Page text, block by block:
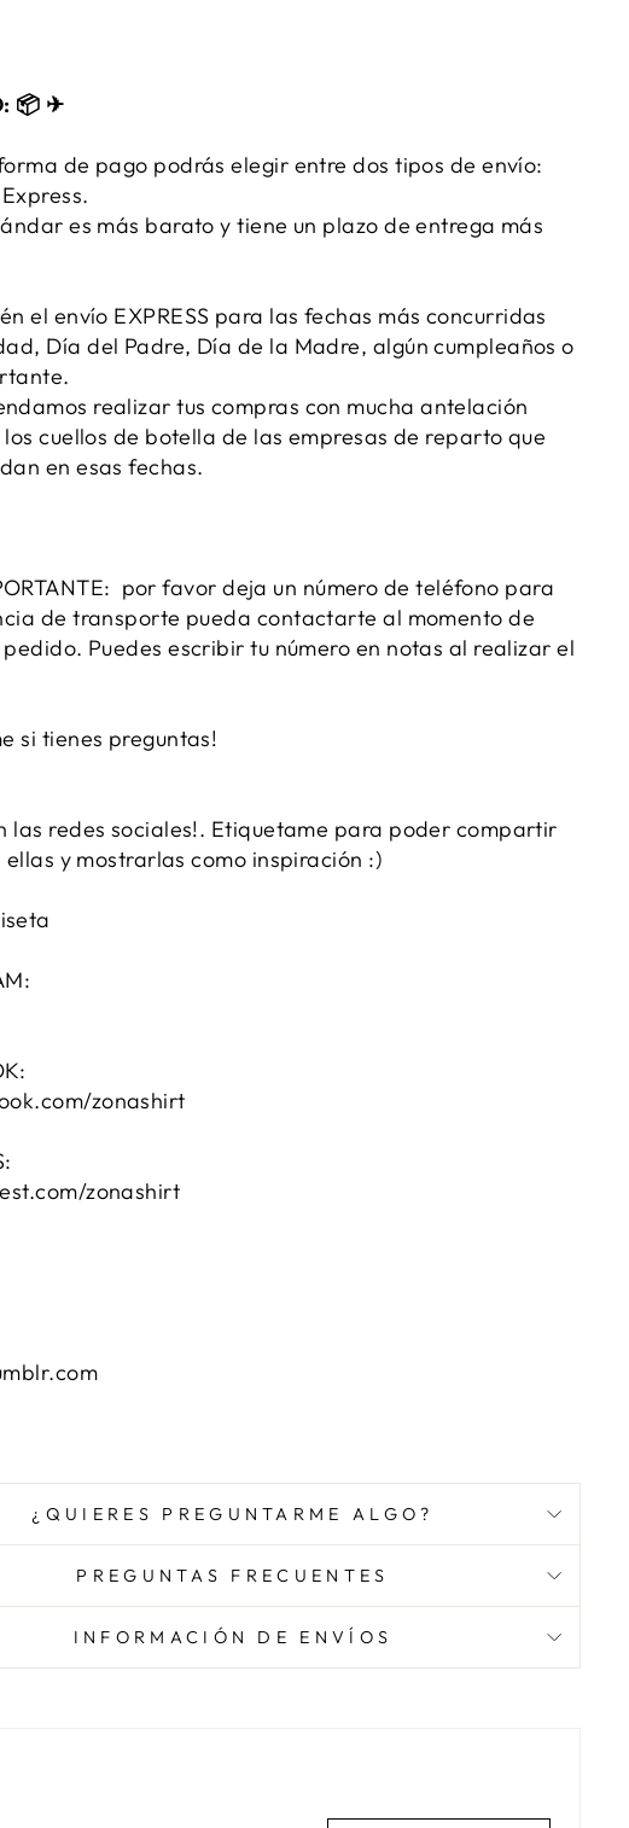
📦 ✈
de pago podrás elegir entre dos tipos de envío:
es más barato y tiene un plazo de entrega más
el envío EXPRESS para las fechas más concurridas
Día del Padre, Día de la Madre, algún cumpleaños o
realizar tus compras con mucha antelación
cuellos de botella de las empresas de reparto que
en esas fechas.
por favor deja un número de teléfono para
de transporte pueda contactarte al momento de
Puedes escribir tu número en notas al realizar el
si tienes preguntas!
las redes sociales!. Etiquetame para poder compartir
ellas y mostrarlas como inspiración :)
zonashirt
zonashirt
¿QUIERES PREGUNTARME ALGO?
PREGUNTAS FRECUENTES
INFORMACIÓN DE ENVÍOS